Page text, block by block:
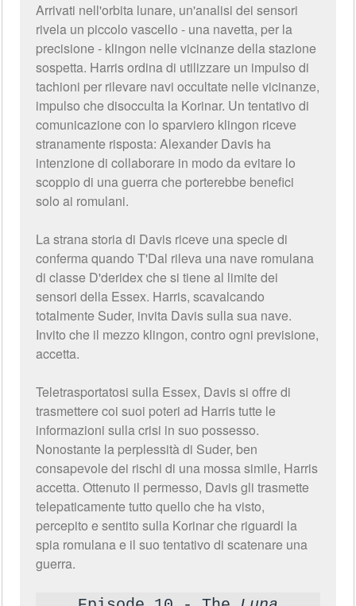
Arrivati nell'orbita lunare, un'analisi dei sensori
rivela un piccolo vascello - una navetta, per la
precisione - klingon nelle vicinanze della stazione
sospetta. Harris ordina di utilizzare un impulso di
tachioni per rilevare navi occultate nelle vicinanze,
impulso che disocculta la Korinar. Un tentativo di
comunicazione con lo sparviero klingon riceve
stranamente risposta: Alexander Davis ha
intenzione di collaborare in modo da evitare lo
scoppio di una guerra che porterebbe benefici
solo ai romulani.
La strana storia di Davis riceve una specie di
conferma quando T'Dal rileva una nave romulana
di classe D'deridex che si tiene al limite dei
sensori della Essex. Harris, scavalcando
totalmente Suder, invita Davis sulla sua nave.
Invito che il mezzo klingon, contro ogni previsione,
accetta.
Teletrasportatosi sulla Essex, Davis si offre di
trasmettere coi suoi poteri ad Harris tutte le
informazioni sulla crisi in suo possesso.
Nonostante la perplessità di Suder, ben
consapevole dei rischi di una mossa simile, Harris
accetta. Ottenuto il permesso, Davis gli trasmette
telepaticamente tutto quello che ha visto,
percepito e sentito sulla Korinar che riguardi la
spia romulana e il suo tentativo di scatenare una
guerra.